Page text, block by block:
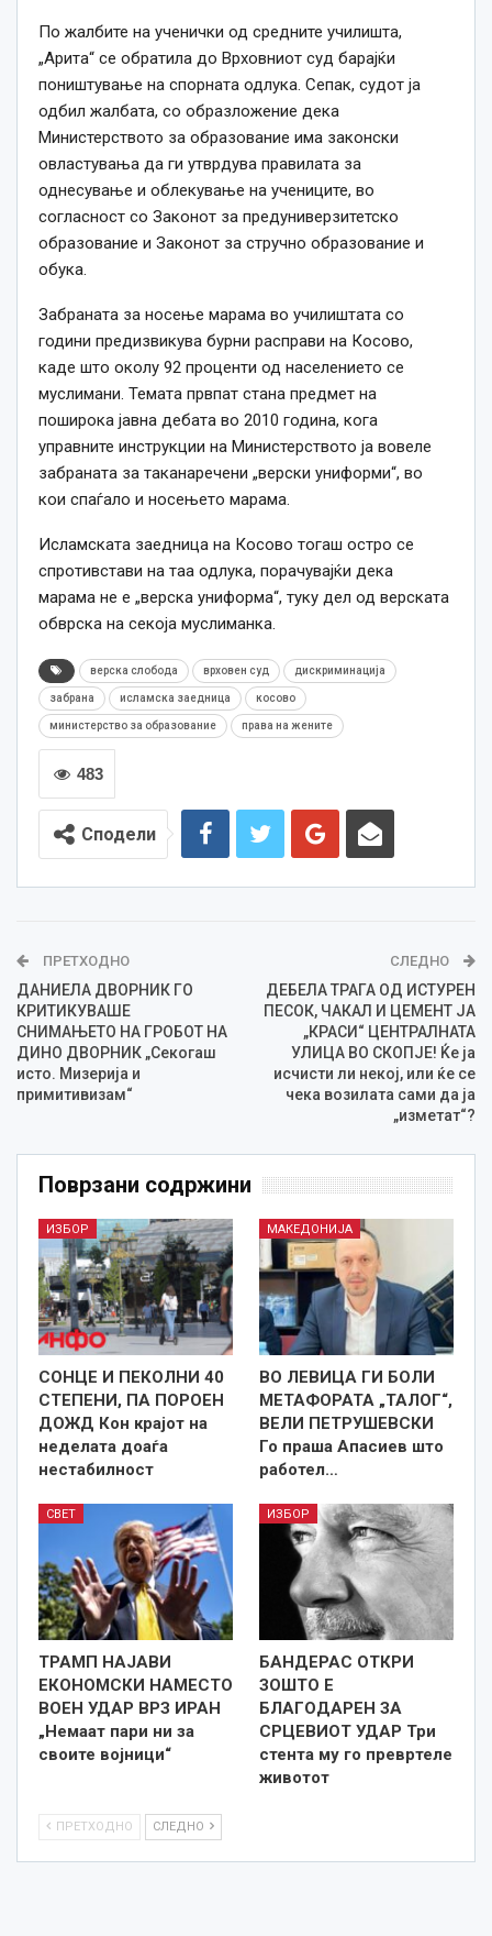
По жалбите на ученички од средните училишта,
„Арита“ се обратила до Врховниот суд барајќи
поништување на спорната одлука. Сепак, судот ја
одбил жалбата, со образложение дека
Министерството за образование има законски
овластувања да ги утврдува правилата за
однесување и облекување на учениците, во
согласност со Законот за предуниверзитетско
образование и Законот за стручно образование и
обука.
Забраната за носење марама во училиштата со
години предизвикува бурни расправи на Косово,
каде што околу 92 проценти од населението се
муслимани. Темата првпат стана предмет на
поширока јавна дебата во 2010 година, кога
управните инструкции на Министерството ја вовеле
забраната за таканаречени „верски униформи“, во
кои спаѓало и носењето марама.
Исламската заедница на Косово тогаш остро се
спротивстави на таа одлука, порачувајќи дека
марама не е „верска униформа“, туку дел од верската
обврска на секоја муслиманка.
верска слобода врховен суд дискриминација
забрана исламска заедница косово
министерство за образование права на жените
483
Сподели
ПРЕТХОДНО
ДАНИЕЛА ДВОРНИК ГО
КРИТИКУВАШЕ
СНИМАЊЕТО НА ГРОБОТ НА
ДИНО ДВОРНИК „Секогаш
исто. Мизерија и
примитивизам“
СЛЕДНО
ДЕБЕЛА ТРАГА ОД ИСТУРЕН
ПЕСОК, ЧАКАЛ И ЦЕМЕНТ ЈА
„КРАСИ“ ЦЕНТРАЛНАТА
УЛИЦА ВО СКОПЈЕ! Ќе ја
исчисти ли некој, или ќе се
чека возилата сами да ја
„изметат“?
Поврзани содржини
ИЗБОР
СОНЦЕ И ПЕКОЛНИ 40
СТЕПЕНИ, ПА ПОРОЕН
ДОЖД Кон крајот на
неделата доаѓа
нестабилност
МАКЕДОНИЈА
ВО ЛЕВИЦА ГИ БОЛИ
МЕТАФОРАТА „ТАЛОГ“,
ВЕЛИ ПЕТРУШЕВСКИ
Го праша Апасиев што
работел…
СВЕТ
ТРАМП НАЈАВИ
ЕКОНОМСКИ НАМЕСТО
ВОЕН УДАР ВРЗ ИРАН
„Немаат пари ни за
своите војници“
ИЗБОР
БАНДЕРАС ОТКРИ
ЗОШТО Е
БЛАГОДАРЕН ЗА
СРЦЕВИОТ УДАР Три
стента му го превртеле
животот
ПРЕТХОДНО СЛЕДНО